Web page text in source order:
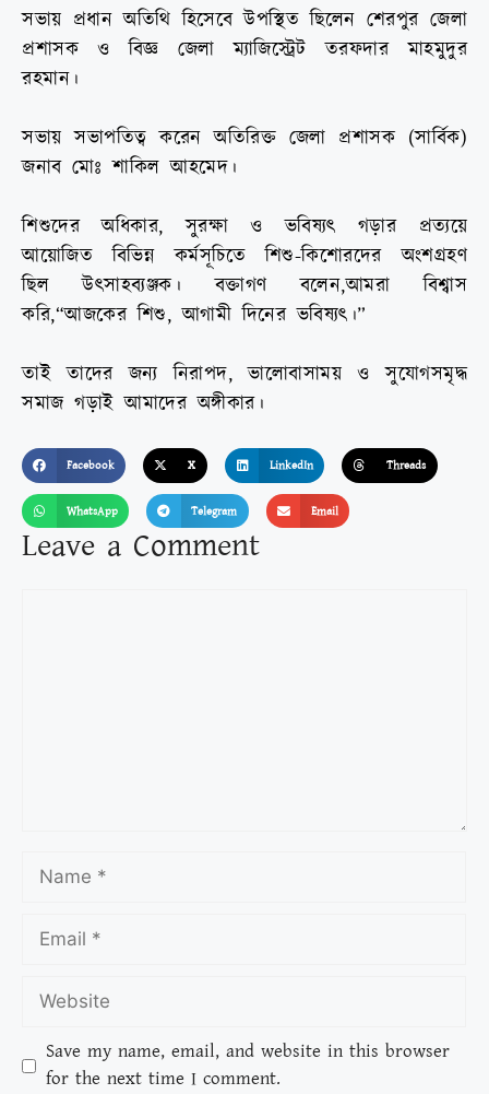
সভায় প্রধান অতিথি হিসেবে উপস্থিত ছিলেন শেরপুর জেলা
প্রশাসক ও বিজ্ঞ জেলা ম্যাজিস্ট্রেট তরফদার মাহমুদুর
রহমান।
সভায় সভাপতিত্ব করেন অতিরিক্ত জেলা প্রশাসক (সার্বিক)
জনাব মোঃ শাকিল আহমেদ।
শিশুদের অধিকার, সুরক্ষা ও ভবিষ্যৎ গড়ার প্রত্যয়ে
আয়োজিত বিভিন্ন কর্মসূচিতে শিশু-কিশোরদের অংশগ্রহণ
ছিল উৎসাহব্যঞ্জক। বক্তাগণ বলেন,আমরা বিশ্বাস
করি,“আজকের শিশু, আগামী দিনের ভবিষ্যৎ।”
তাই তাদের জন্য নিরাপদ, ভালোবাসাময় ও সুযোগসমৃদ্ধ
সমাজ গড়াই আমাদের অঙ্গীকার।
Facebook X LinkedIn Threads
WhatsApp Telegram Email
Leave a Comment
Save my name, email, and website in this browser
for the next time I comment.